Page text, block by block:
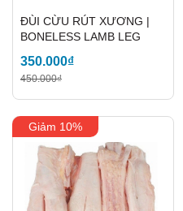
ĐÙI CỪU RÚT XƯƠNG |
BONELESS LAMB LEG
350.000₫
450.000₫
Giảm 10%